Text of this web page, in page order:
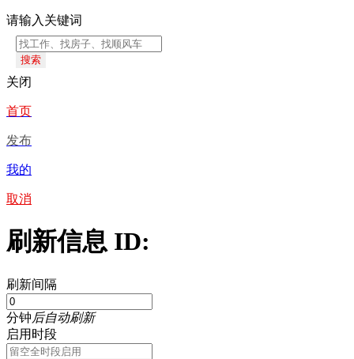
请输入关键词
搜索
关闭
首页
发布
我的
取消
刷新信息 ID:
刷新间隔
分钟后自动刷新
启用时段